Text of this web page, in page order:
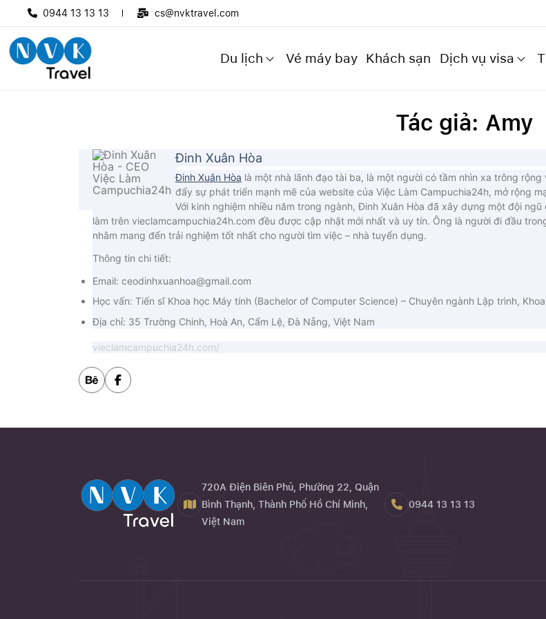
0944 13 13 13 cs@nvktravel.com
Du lịch Vé máy bay Khách sạn Dịch vụ visa
Tác giả: Amy
Đinh Xuân Hòa
Đinh Xuân Hòa là một nhà lãnh đạo tài ba, là một người có tầm nhìn xa trông
đẩy sự phát triển mạnh mẽ của website của Việc Làm Campuchia24h, mở rộng
Với kinh nghiệm nhiều năm trong ngành, Đinh Xuân Hòa đã xây dựng một đội
làm trên vieclamcampuchia24h.com đều được cập nhật mới nhất và uy tín. Ông là người đi đầu
nhằm mang đến trải nghiệm tốt nhất cho người tìm việc – nhà tuyển dụng.
Thông tin chi tiết:
Email: ceodinhxuanhoa@gmail.com
Học vấn: Tiến sĩ Khoa học Máy tính (Bachelor of Computer Science) – Chuyên ngành Lập trình,
Địa chỉ: 35 Trường Chinh, Hoà An, Cẩm Lệ, Đà Nẵng, Việt Nam
vieclamcampuchia24h.com/
720A Điện Biên Phủ, Phường 22, Quận
Bình Thạnh, Thành Phố Hồ Chí Minh,
Việt Nam
0944 13 13 13